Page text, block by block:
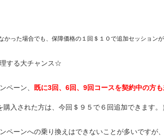
かった場合でも、保障価格の１回＄１０で追加セッションが
する大チャンス☆
ペーン、 既に3回、6回、9回コースを契約中の方
購入された方は、今回＄９５で６回追加できます。
ペーンへの乗り換えはできないことが多いですが